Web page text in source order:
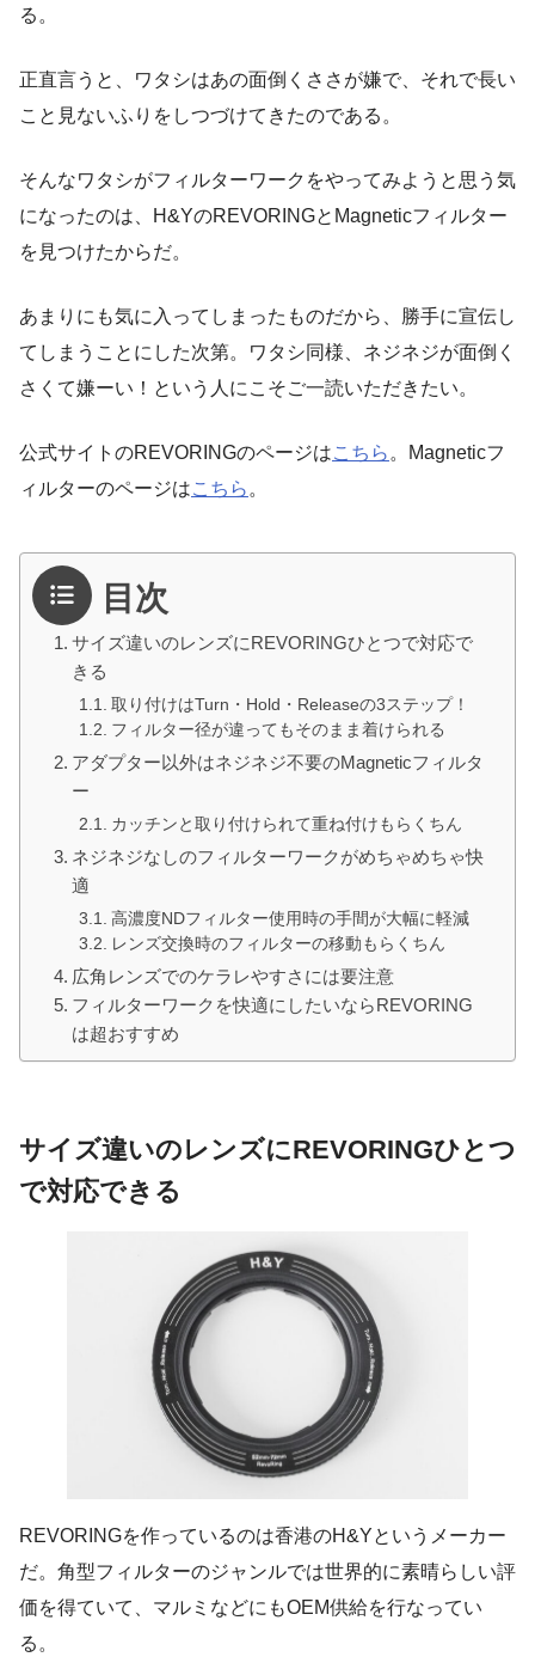
る。
正直言うと、ワタシはあの面倒くささが嫌で、それで長い
こと見ないふりをしつづけてきたのである。
そんなワタシがフィルターワークをやってみようと思う気
になったのは、H&YのREVORINGとMagneticフィルター
を見つけたからだ。
あまりにも気に入ってしまったものだから、勝手に宣伝し
てしまうことにした次第。ワタシ同様、ネジネジが面倒く
さくて嫌ーい！という人にこそご一読いただきたい。
公式サイトのREVORINGのページはこちら 。Magneticフ
ィルターのページはこちら 。
目次
サイズ違いのレンズにREVORINGひとつで対応で
きる
取り付けはTurn・Hold・Releaseの3ステップ！
フィルター径が違ってもそのまま着けられる
アダプター以外はネジネジ不要のMagneticフィルタ
ー
カッチンと取り付けられて重ね付けもらくちん
ネジネジなしのフィルターワークがめちゃめちゃ快
適
高濃度NDフィルター使用時の手間が大幅に軽減
レンズ交換時のフィルターの移動もらくちん
広角レンズでのケラレやすさには要注意
フィルターワークを快適にしたいならREVORING
は超おすすめ
サイズ違いのレンズにREVORINGひとつ
で対応できる
REVORINGを作っているのは香港のH&Yというメーカー
だ。角型フィルターのジャンルでは世界的に素晴らしい評
価を得ていて、マルミなどにもOEM供給を行なってい
る。